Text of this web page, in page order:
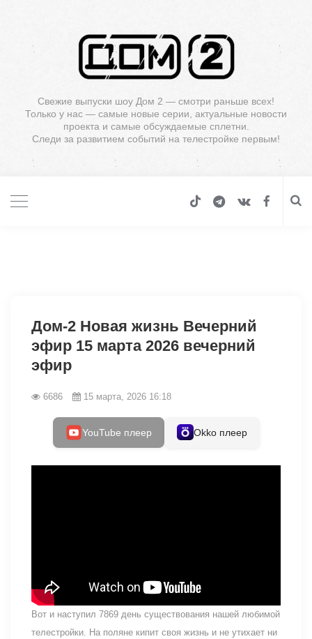
Свежие выпуски шоу Дом 2 — смотри раньше всех!
Только у нас — самые новые серии, актуальные новости
проекта и самые обсуждаемые сплетни.
Следи за развитием событий на телестройке первым!
Дом-2 Новая жизнь Вечерний
эфир 15 марта 2026 вечерний
эфир
6686 15 марта, 2026 16:18
YouTube плеер Okko плеер
Вот и наступил 7869 день существования нашей любимой
телестройки. На поляне кипит своя жизнь и не утихает ни